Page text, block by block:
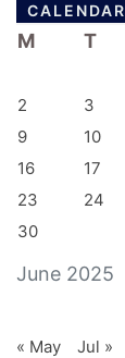
CALENDAR
June 2025
M T
2
3
9
10
16
17
23
24
30
« May Jul »